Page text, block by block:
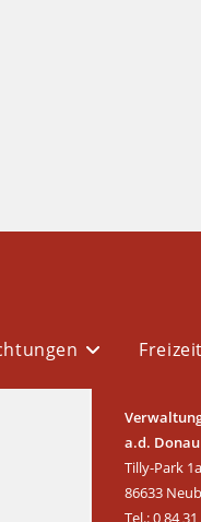
a.d. Donau
Tilly-Park 1a
86633
Tel.: 0 84